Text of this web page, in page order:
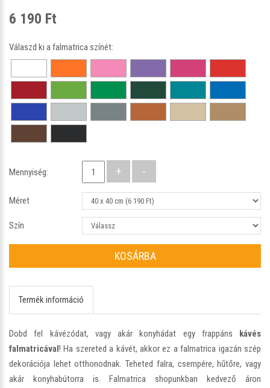
6 190 Ft
Válaszd ki a falmatrica színét:
Mennyiség:
Méret
Szín
KOSÁRBA
Termék információ
Dobd fel kávézódat, vagy akár konyhádat egy frappáns kávés
falmatricával! Ha szereted a kávét, akkor ez a falmatrica igazán szép
dekorációja lehet otthonodnak. Teheted falra, csempére, hűtőre, vagy
akár konyhabútorra is. Falmatrica shopunkban kedvező áron